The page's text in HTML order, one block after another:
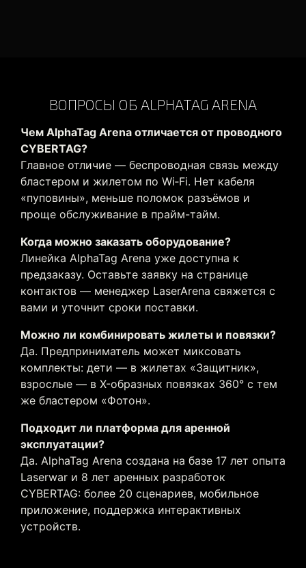
Более 20 встроенных сценариев
игры
(от спортивных режимов
до классики)
Поддержка 15+ видов
дополнительных устройств:
цифровые флаги, мины, гранаты,
мишени и другие
ВОПРОСЫ ОБ ALPHATAG ARENA
Чем AlphaTag Arena отличается от проводного
CYBERTAG?
Главное отличие — беспроводная связь между
бластером и жилетом по Wi‑Fi. Нет кабеля
«пуповины», меньше поломок разъёмов и
проще обслуживание в прайм-тайм.
Когда можно заказать оборудование?
Линейка AlphaTag Arena уже доступна к
предзаказу. Оставьте заявку на странице
контактов — менеджер LaserArena свяжется с
вами и уточнит сроки поставки.
Можно ли комбинировать жилеты и повязки?
Да. Предприниматель может миксовать
комплекты: дети — в жилетах «Защитник»,
взрослые — в X-образных повязках 360° с тем
же бластером «Фотон».
Подходит ли платформа для аренной
эксплуатации?
Да. AlphaTag Arena создана на базе 17 лет опыта
Laserwar и 8 лет аренных разработок
CYBERTAG: более 20 сценариев, мобильное
приложение, поддержка интерактивных
устройств.